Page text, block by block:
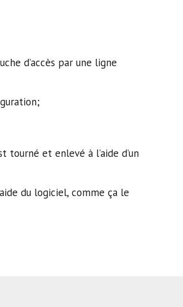
d’accès par une ligne
tourné et enlevé à l’aide d’un
du logiciel, comme ça le